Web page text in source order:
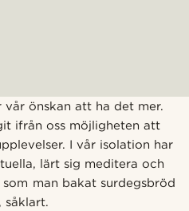
önskan att ha det mer.
ifrån oss möjligheten att
I vår isolation har
lärt sig meditera och
man bakat surdegsbröd
såklart.